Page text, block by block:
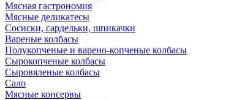
Мясная гастрономия
Мясные деликатесы
Сосиски, сардельки, шпикачки
Вареные колбасы
Полукопченые и варено-копченые колбасы
Сырокопченые колбасы
Сыровяленые колбасы
Сало
Мясные консервы